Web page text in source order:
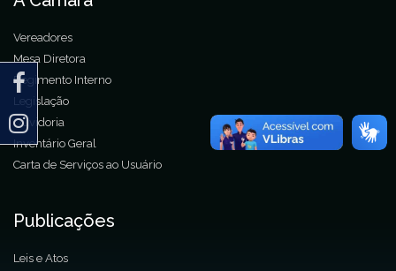
Vereadores
Mesa Diretora
Regimento Interno
Legislação
Ouvidoria
Inventário Geral
Carta de Serviços ao Usuário
Publicações
Leis e Atos